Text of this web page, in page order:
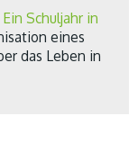
Ein Schuljahr in
eines
das Leben in